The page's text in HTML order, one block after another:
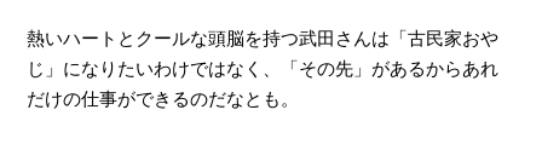
熱いハートとクールな頭脳を持つ武田さんは「古民家おや
じ」になりたいわけではなく、「その先」があるからあれ
だけの仕事ができるのだなとも。